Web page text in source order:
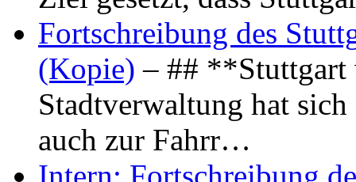
Fortschreibung des
(Kopie) – ## **Stuttgart
Stadtverwaltung hat
auch zur Fahrr…
Intern: Fortschreibung